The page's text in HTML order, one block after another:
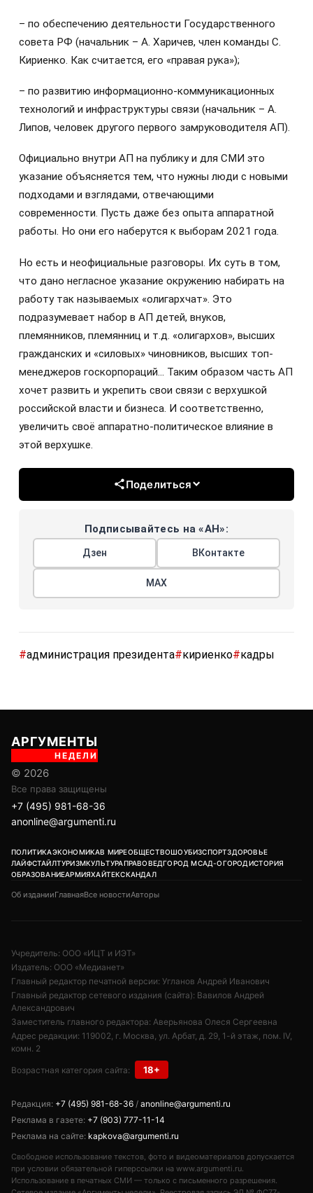
– по обеспечению деятельности Государственного
совета РФ (начальник – А. Харичев, член команды С.
Кириенко. Как считается, его «правая рука»);
– по развитию информационно-коммуникационных
технологий и инфраструктуры связи (начальник – А.
Липов, человек другого первого замруководителя АП).
Официально внутри АП на публику и для СМИ это
указание объясняется тем, что нужны люди с новыми
подходами и взглядами, отвечающими
современности. Пусть даже без опыта аппаратной
работы. Но они его наберутся к выборам 2021 года.
Но есть и неофициальные разговоры. Их суть в том,
что дано негласное указание окружению набирать на
работу так называемых «олигархчат». Это
подразумевает набор в АП детей, внуков,
племянников, племянниц и т.д. «олигархов», высших
гражданских и «силовых» чиновников, высших топ-
менеджеров госкорпораций... Таким образом часть АП
хочет развить и укрепить свои связи с верхушкой
российской власти и бизнеса. И соответственно,
увеличить своё аппаратно-политическое влияние в
этой верхушке.
Поделиться
Подписывайтесь на «АН»:
Дзен ВКонтакте
МАХ
#администрация президента#кириенко#кадры
АРГУМЕНТЫ
НЕДЕЛИ
© 2026
Все права защищены
+7 (495) 981-68-36
anonline@argumenti.ru
ПОЛИТИКАЭКОНОМИКАВ МИРЕОБЩЕСТВОШОУБИЗСПОРТЗДОРОВЬЕ
ЛАЙФСТАЙЛТУРИЗМКУЛЬТУРАПРАВОВЕДГОРОД МСАД-ОГОРОДИСТОРИЯ
ОБРАЗОВАНИЕАРМИЯХАЙТЕКСКАНДАЛ
Об изданииГлавнаяВсе новостиАвторы
Учредитель: ООО «ИЦТ и ИЭТ»
Издатель: ООО «Медианет»
Главный редактор печатной версии: Угланов Андрей Иванович
Главный редактор сетевого издания (сайта): Вавилов Андрей
Александрович
Заместитель главного редактора: Аверьянова Олеся Сергеевна
Адрес редакции: 119002, г. Москва, ул. Арбат, д. 29, 1-й этаж, пом. IV,
комн. 2
Возрастная категория сайта: 18+
Редакция: +7 (495) 981-68-36 / anonline@argumenti.ru
Реклама в газете: +7 (903) 777-11-14
Реклама на сайте: kapkova@argumenti.ru
Свободное использование текстов, фото и видеоматериалов допускается
при условии обязательной гиперссылки на www.argumenti.ru.
Использование в печатных СМИ — только с письменного разрешения.